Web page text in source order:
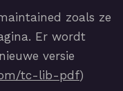
zoals ze
Er wordt
versie
tc-lib-pdf)